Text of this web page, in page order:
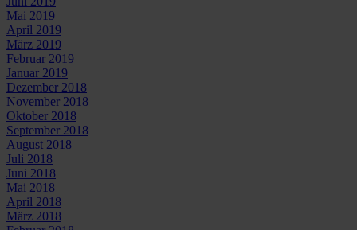
Mai 2019
April 2019
März 2019
Februar 2019
Januar 2019
Dezember 2018
November 2018
Oktober 2018
September 2018
August 2018
Juli 2018
Juni 2018
Mai 2018
April 2018
März 2018